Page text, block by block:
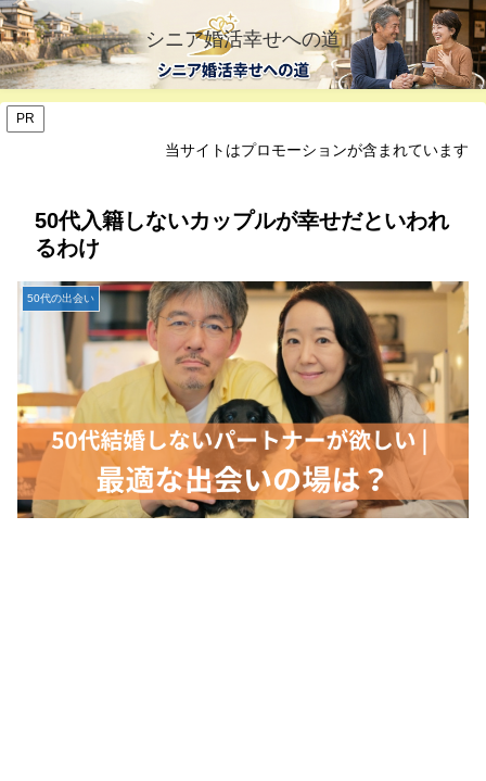
シニア婚活幸せへの道
PR
当サイトはプロモーションが含まれています
50代入籍しないカップルが幸せだといわれ
るわけ
50代の出会い